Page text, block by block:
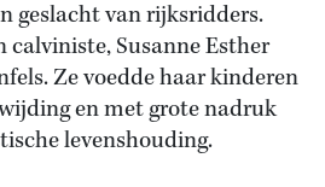
geslacht van rijksridders.
calviniste, Susanne Esther
Ze voedde haar kinderen
en met grote nadruk
levenshouding.